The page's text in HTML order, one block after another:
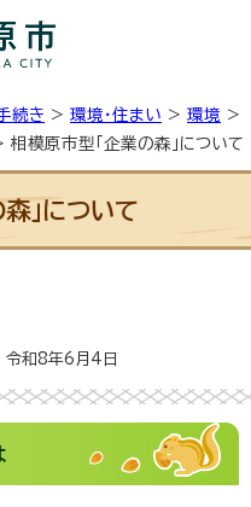
続き > 環境・住まい > 環境 >
相模原市型「企業の森」について
」について
和8年6月4日